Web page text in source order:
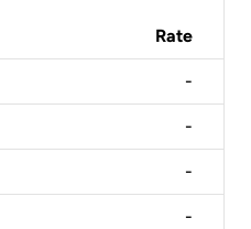
Rate
-
-
-
-